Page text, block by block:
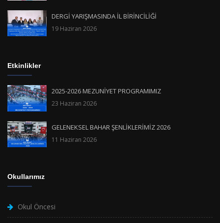
DERGİ YARIŞMASINDA İL BİRİNCİLİĞİ
19 Haziran 2026
Etkinlikler
2025-2026 MEZUNİYET PROGRAMIMIZ
23 Haziran 2026
GELENEKSEL BAHAR ŞENLİKLERİMİZ 2026
11 Haziran 2026
Okullarımız
Okul Öncesi